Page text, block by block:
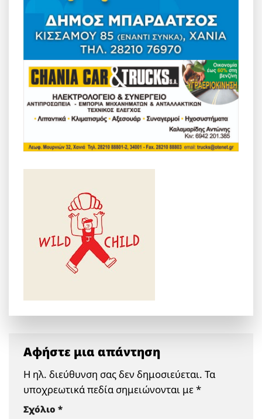
Αφήστε μια απάντηση
Η ηλ. διεύθυνση σας δεν δημοσιεύεται. Τα
υποχρεωτικά πεδία σημειώνονται με*
Σχόλιο *